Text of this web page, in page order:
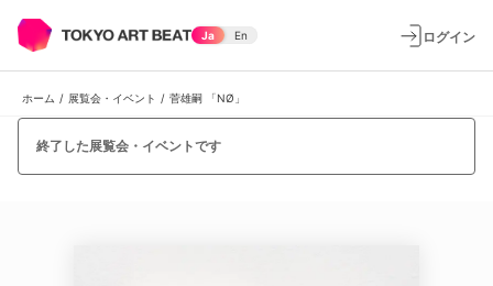
Ja En ログイン
ホーム / 展覧会・イベント / 菅雄嗣 「NØ」
終了した展覧会・イベントです